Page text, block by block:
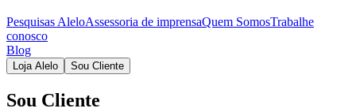
Pesquisas AleloAssessoria de imprensaQuem SomosTrabalhe
conosco
Blog
Loja Alelo Sou Cliente
Sou Cliente